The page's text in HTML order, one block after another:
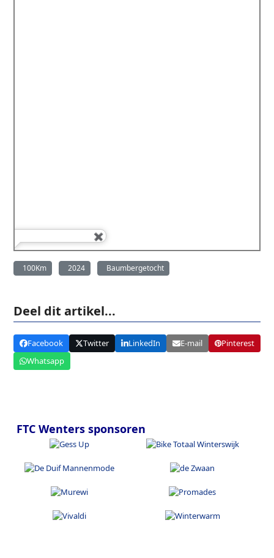
100Km 2024 Baumbergetocht
Deel dit artikel...
Facebook Twitter LinkedIn E-mail
Pinterest
Whatsapp
FTC Wenters sponsoren